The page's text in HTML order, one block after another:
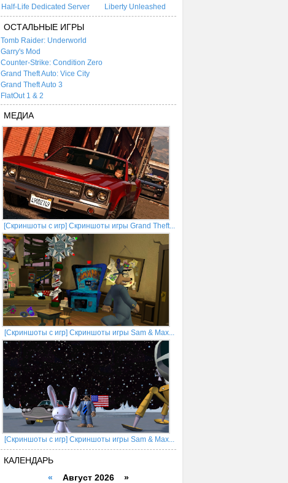
Half-Life Dedicated Server
Liberty Unleashed
ОСТАЛЬНЫЕ ИГРЫ
Tomb Raider: Underworld
Garry's Mod
Counter-Strike: Condition Zero
Grand Theft Auto: Vice City
Grand Theft Auto 3
FlatOut 1 & 2
МЕДИА
[Скриншоты с игр] Скриншоты игры Grand Theft...
[Скриншоты с игр] Скриншоты игры Sam & Max...
[Скриншоты с игр] Скриншоты игры Sam & Max...
КАЛЕНДАРЬ
« Август 2026 »